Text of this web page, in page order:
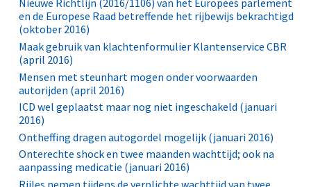
Nieuwe Richtlijn (2016/1106) van het Europees parlement
en de Europese Raad betreffende het rijbewijs bekrachtigd
(oktober 2016)
Maak gebruik van klachtenformulier Klantenservice CBR
(april 2016)
Mensen met steunhart mogen onder voorwaarden
autorijden (april 2016)
ICD wel geplaatst maar nog niet ingeschakeld (januari
2016)
Ontheffing dragen autogordel mogelijk (januari 2016)
Onterechte shock en twee maanden wachttijd; ook na
aanpassing medicatie (januari 2016)
Rijles nemen tijdens de verplichte wachttijd van twee